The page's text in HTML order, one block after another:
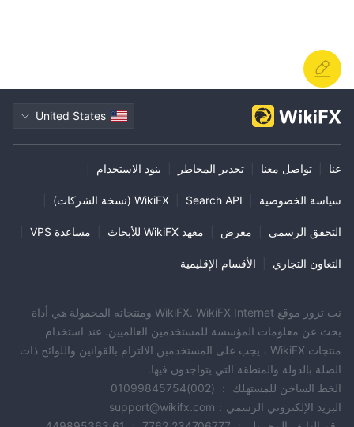
وساطة مقرها الصين. بينما تقدم الشركة الفوركس والعقود مقابل
الفروقات كأدوات للسوق ، فمن المهم مراعاة بعض العوامل مثل عدم
وجود لوائح و 7 تقارير عن عمليات احتيال واحتيال وعدم القدرة على
الانسحاب في غضون 3 أشهر مما يثير مخاوف. من الأهمية بمكان أن
يتوخى العملاء المحتملون الحذر ، وأن يجروا بحثًا شاملاً وأن يسعوا
United States
عنا تواصل معنا تحذير المخاطر بنود الاستخدام
سياسة الخصوصية Search API WikiFX (نسخة الشركات)
التحقق الرسمي معرض معهد WikiFX للأبحاث مساعدة VPS
التعاون التجاري الأقسام الإقليمية
نت تزور موقع WikiFX. WikiFX Internet ومنتجاته المحمولة هي أداة
بحث عن معلومات المؤسسة للمستخدمين العالميين. عند استخدام
منتجات WikiFX ، يجب على المستخدمين الالتزام بالقوانين واللوائح ذات
الصلة بالدولة والمنطقة التي يتواجدون فيها.
الخط الساخن للمستهلك ： (002)01099845754
البريد الإلكتروني الرسمي：support@wikifx.com